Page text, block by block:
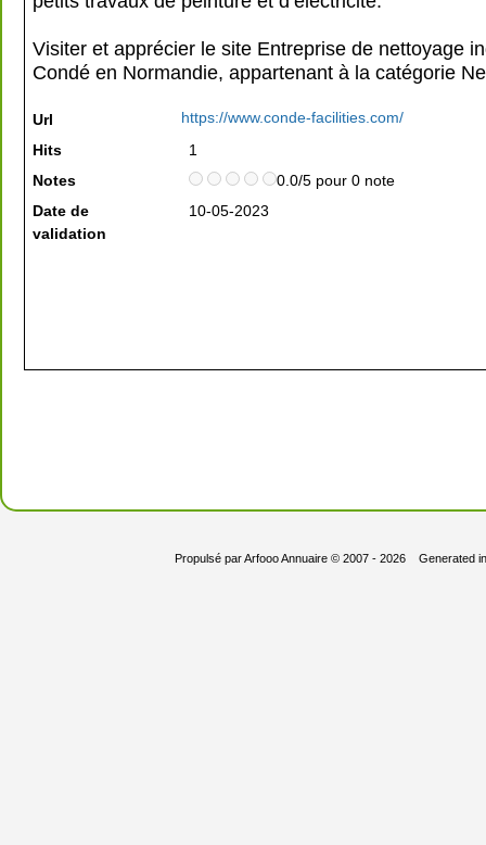
Visiter et apprécier le site Entreprise de nettoyage
Condé en Normandie, appartenant à la catégorie
Url
https://www.conde-facilities.com/
Hits
1
Notes
0.0/5 pour 0 note
Date de
validation
10-05-2023
Propulsé parArfooo Annuaire© 2007 - 2026 Generated